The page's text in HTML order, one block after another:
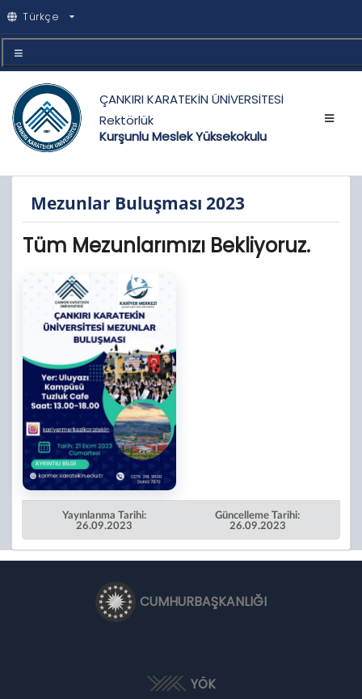
Türkçe
ÇANKIRI KARATEKİN ÜNİVERSİTESİ
Rektörlük
Kurşunlu Meslek Yüksekokulu
Mezunlar Buluşması 2023
Tüm Mezunlarımızı Bekliyoruz.
Yayınlanma Tarihi:
26.09.2023
Güncelleme Tarihi:
26.09.2023
CUMHURBAŞKANLIĞI
YÖK